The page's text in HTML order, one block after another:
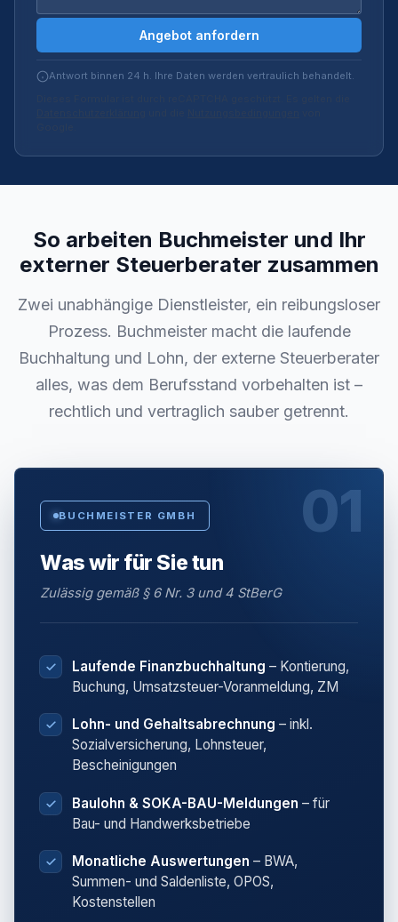
Angebot anfordern
Antwort binnen 24 h. Ihre Daten werden vertraulich behandelt.
So arbeiten Buchmeister und Ihr
externer Steuerberater zusammen
Zwei unabhängige Dienstleister, ein reibungsloser
Prozess. Buchmeister macht die laufende
Buchhaltung und Lohn, der externe Steuerberater
alles, was dem Berufsstand vorbehalten ist –
rechtlich und vertraglich sauber getrennt.
01
BUCHMEISTER GMBH
Was wir für Sie tun
Zulässig gemäß § 6 Nr. 3 und 4 StBerG
Laufende Finanzbuchhaltung – Kontierung,
Buchung, Umsatzsteuer-Voranmeldung, ZM
Lohn- und Gehaltsabrechnung – inkl.
Sozialversicherung, Lohnsteuer,
Bescheinigungen
Baulohn & SOKA-BAU-Meldungen – für
Bau- und Handwerksbetriebe
Monatliche Auswertungen – BWA,
Summen- und Saldenliste, OPOS,
Kostenstellen